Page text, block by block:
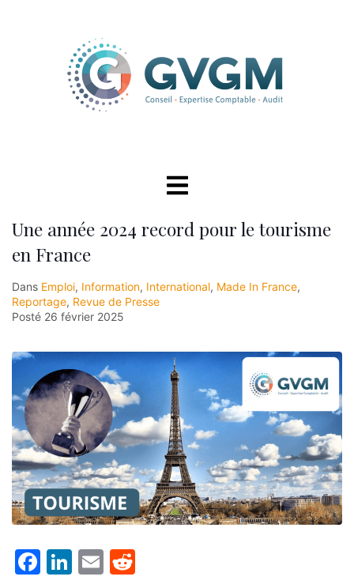
Une année 2024 record pour le tourisme
en France
Dans Emploi, Information, International, Made In France,
Reportage, Revue de Presse
Posté 26 février 2025
Facebook
LinkedIn
Email